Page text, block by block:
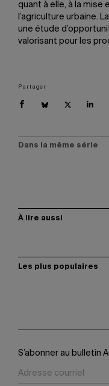
quant à elle, à la mise
l’agriculture urbaine.
une étude
valorisant pour les
Partager
Dans la même série
À lire aussi
Les plus populaires
S’abonner au bulletin